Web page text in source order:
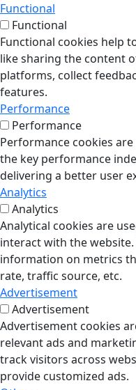
Functional
Functional
Functional cookies help
like sharing the content
platforms, collect
features.
Performance
Performance
Performance cookies
the key performance
delivering a better user
Analytics
Analytics
Analytical cookies are
interact with the
information on metrics
rate, traffic source, etc.
Advertisement
Advertisement
Advertisement cookies
relevant ads and
track visitors across
provide customized ads.